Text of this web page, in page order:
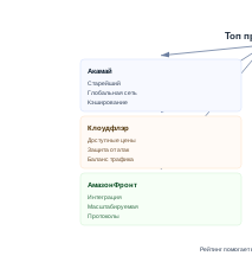
Топ
Акамай
Старейший
Глобальная сеть
Кэширование
Клоудфлэр
Доступные цены
Защита от атак
Баланс трафика
АмазонФронт
Интеграция
Масштабируемая
Протоколы
Рейтинг